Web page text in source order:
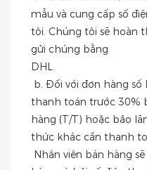
mẫu và cung cấp số
tôi. Chúng tôi sẽ hoàn
gửi chúng bằng
DHL.
thanh toán trước 30%
hàng (T/T) hoặc bảo
thức khác cần thanh